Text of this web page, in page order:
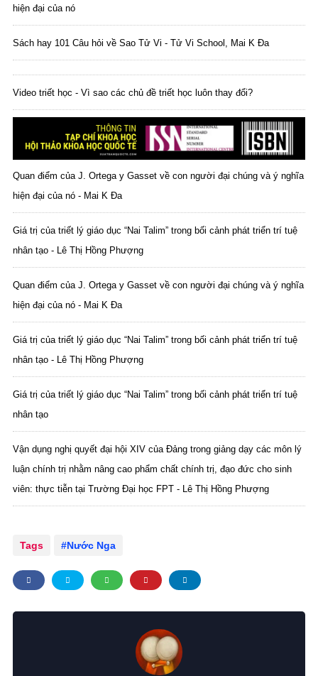
hiện đại của nó
Sách hay 101 Câu hỏi về Sao Tử Vi - Tử Vi School, Mai K Đa
Video triết học - Vì sao các chủ đề triết học luôn thay đổi?
Quan điểm của J. Ortega y Gasset về con người đại chúng và ý nghĩa
hiện đại của nó - Mai K Đa
Giá trị của triết lý giáo dục “Nai Talim” trong bối cảnh phát triển trí tuệ
nhân tạo - Lê Thị Hồng Phượng
Quan điểm của J. Ortega y Gasset về con người đại chúng và ý nghĩa
hiện đại của nó - Mai K Đa
Giá trị của triết lý giáo dục “Nai Talim” trong bối cảnh phát triển trí tuệ
nhân tạo - Lê Thị Hồng Phượng
Giá trị của triết lý giáo dục “Nai Talim” trong bối cảnh phát triển trí tuệ
nhân tạo
Vận dụng nghị quyết đại hội XIV của Đảng trong giảng dạy các môn lý
luận chính trị nhằm nâng cao phẩm chất chính trị, đạo đức cho sinh
viên: thực tiễn tại Trường Đại học FPT - Lê Thị Hồng Phượng
Tags Nước Nga